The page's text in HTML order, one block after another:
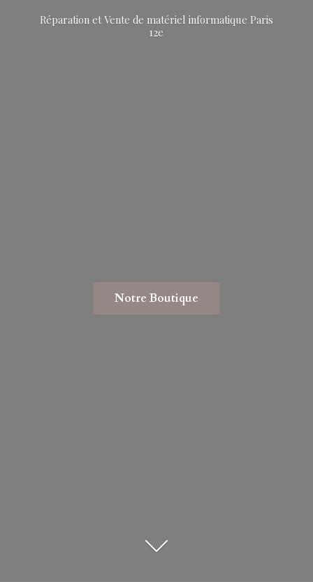
Réparation et Vente de matériel informatique Paris
12e
Notre Boutique